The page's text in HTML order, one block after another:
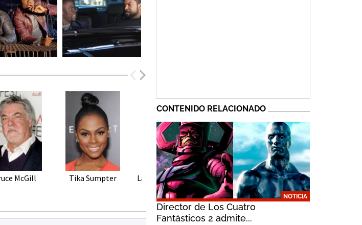
McGill Tika Sumpter Laurence Fishburne
CONTENIDO RELACIONADO
NOTICIA
Director de Los Cuatro
Fantásticos 2 admite...